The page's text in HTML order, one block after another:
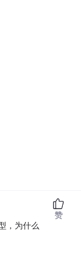
，为什么
赞